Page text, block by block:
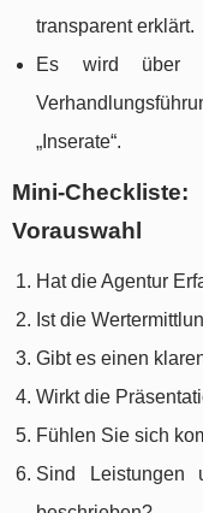
transparent erklärt.
Es wird über
„Inserate“.
Mini-
Vorauswahl
Hat die Agentur
Ist die
Gibt es einen
Wirkt die
Fühlen Sie sich
Sind Leistungen